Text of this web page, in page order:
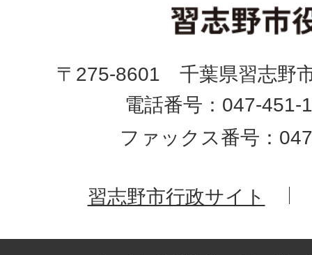
〒275-8601 千葉県習志野
電話番号：047-451-
ファックス番号：
習志野市行政サイト